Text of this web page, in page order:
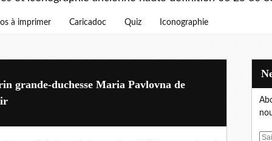
à imprimer Caricadoc Quiz Iconographie
grande-duchesse Maria Pavlovna de
E